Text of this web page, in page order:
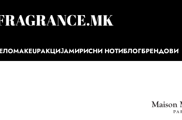
MAKEUPАКЦИЈАМИРИСНИ НОТИБЛОГБРЕНДОВИ